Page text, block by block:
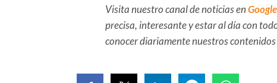
Visita nuestro canal de noticias en
precisa, interesante y estar al día con
conocer diariamente nuestros contenidos